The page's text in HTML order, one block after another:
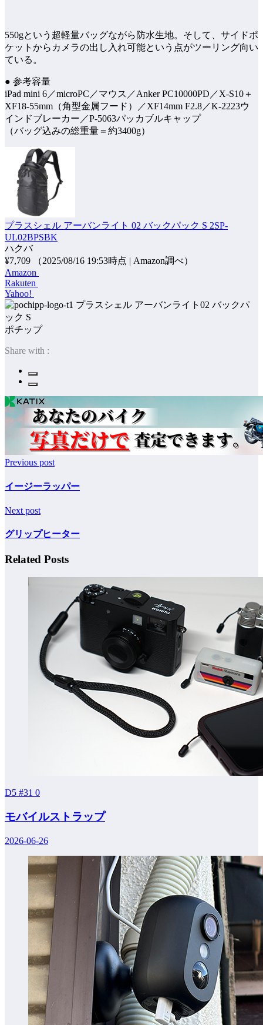
550gという超軽量バッグながら防水生地。そして、サイドポ
ケットからカメラの出し入れ可能という点がツーリング向い
ている。
● 参考容量
iPad mini 6／microPC／マウス／Anker PC10000PD／X-S10＋
XF18-55mm（角型金属フード）／XF14mm F2.8／K-2223ウ
インドブレーカー／P-5063パッカブルキャップ
（バッグ込みの総重量＝約3400g）
プラスシェル アーバンライト 02 バックパック S 2SP-
UL02BPSBK
ハクバ
¥7,709
（2025/08/16 19:53時点 | Amazon調べ）
Amazon
Rakuten
Yahoo!
ポチップ
Share with :
Previous post
イージーラッパー
Next post
グリップヒーター
Related Posts
D5 #31 0
モバイルストラップ
2026-06-26